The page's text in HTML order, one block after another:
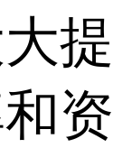
提
资